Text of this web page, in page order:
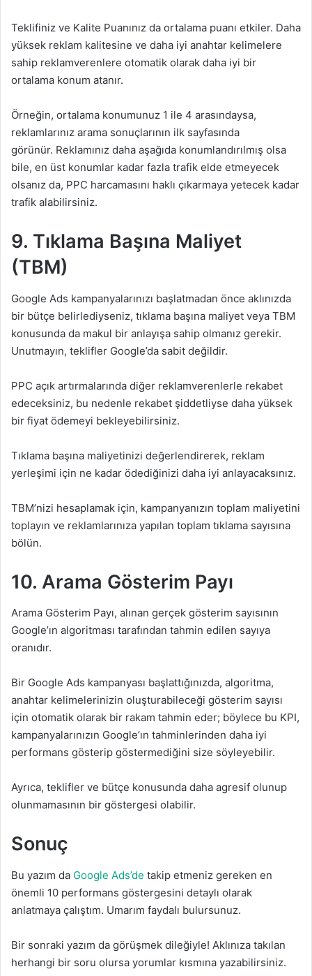
Teklifiniz ve Kalite Puanınız da ortalama puanı etkiler. Daha
yüksek reklam kalitesine ve daha iyi anahtar kelimelere
sahip reklamverenlere otomatik olarak daha iyi bir
ortalama konum atanır.
Örneğin, ortalama konumunuz 1 ile 4 arasındaysa,
reklamlarınız arama sonuçlarının ilk sayfasında
görünür. Reklamınız daha aşağıda konumlandırılmış olsa
bile, en üst konumlar kadar fazla trafik elde etmeyecek
olsanız da, PPC harcamasını haklı çıkarmaya yetecek kadar
trafik alabilirsiniz.
9. Tıklama Başına Maliyet
(TBM)
Google Ads kampanyalarınızı başlatmadan önce aklınızda
bir bütçe belirlediyseniz, tıklama başına maliyet veya TBM
konusunda da makul bir anlayışa sahip olmanız gerekir.
Unutmayın, teklifler Google’da sabit değildir.
PPC açık artırmalarında diğer reklamverenlerle rekabet
edeceksiniz, bu nedenle rekabet şiddetliyse daha yüksek
bir fiyat ödemeyi bekleyebilirsiniz.
Tıklama başına maliyetinizi değerlendirerek, reklam
yerleşimi için ne kadar ödediğinizi daha iyi anlayacaksınız.
TBM’nizi hesaplamak için, kampanyanızın toplam maliyetini
toplayın ve reklamlarınıza yapılan toplam tıklama sayısına
bölün.
10. Arama Gösterim Payı
Arama Gösterim Payı, alınan gerçek gösterim sayısının
Google’ın algoritması tarafından tahmin edilen sayıya
oranıdır.
Bir Google Ads kampanyası başlattığınızda, algoritma,
anahtar kelimelerinizin oluşturabileceği gösterim sayısı
için otomatik olarak bir rakam tahmin eder; böylece bu KPI,
kampanyalarınızın Google’ın tahminlerinden daha iyi
performans gösterip göstermediğini size söyleyebilir.
Ayrıca, teklifler ve bütçe konusunda daha agresif olunup
olunmamasının bir göstergesi olabilir.
Sonuç
Bu yazım da Google Ads’de takip etmeniz gereken en
önemli 10 performans göstergesini detaylı olarak
anlatmaya çalıştım. Umarım faydalı bulursunuz.
Bir sonraki yazım da görüşmek dileğiyle! Aklınıza takılan
herhangi bir soru olursa yorumlar kısmına yazabilirsiniz.